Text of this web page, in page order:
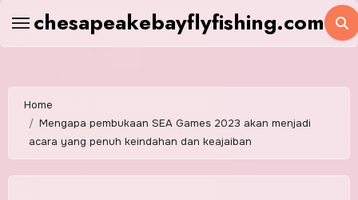
chesapeakebayflyfishing.com
Home
Mengapa pembukaan SEA Games 2023 akan menjadi
acara yang penuh keindahan dan keajaiban